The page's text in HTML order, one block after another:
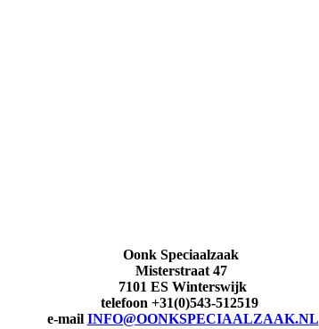
Oonk Speciaalzaak
Misterstraat 47
7101 ES Winterswijk
telefoon +31(0)543-512519
e-mail INFO@OONKSPECIAALZAAK.NL